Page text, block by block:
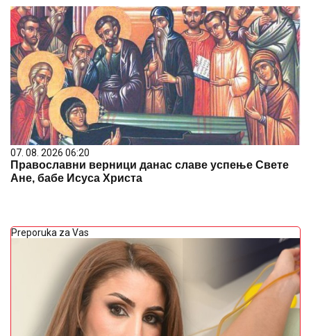
07. 08. 2026 06:20
Православни верници данас славе успење Свете
Ане, бабе Исуса Христа
Preporuka za Vas